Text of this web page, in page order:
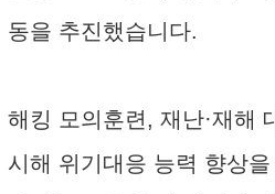
동을 추진했습니다.
해킹 모의훈련, 재난·재해
시해 위기대응 능력 향상